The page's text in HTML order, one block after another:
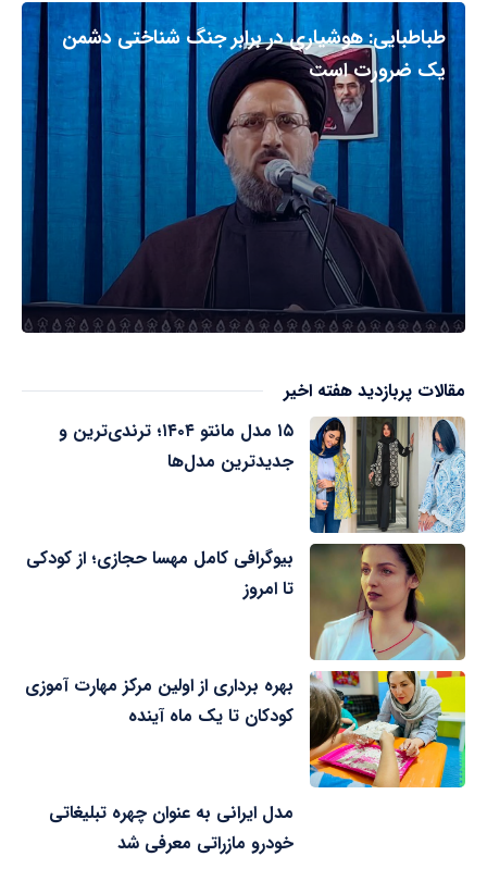
طباطبایی: هوشیاری در برابر جنگ شناختی دشمن
یک ضرورت است
مقالات پربازدید هفته اخیر
۱۵ مدل مانتو ۱۴۰۴؛ ترندی‌ترین و
جدیدترین مدل‌ها
بیوگرافی کامل مهسا حجازی؛ از کودکی
تا امروز
بهره برداری از اولین مرکز مهارت آموزی
کودکان تا یک ماه آینده
مدل ایرانی به عنوان چهره تبلیغاتی
خودرو مازراتی معرفی شد